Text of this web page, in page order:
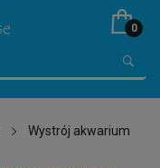
0
Wystrój akwarium